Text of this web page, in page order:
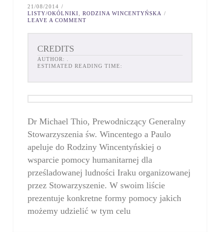
21/08/2014
LISTY/OKÓLNIKI
,RODZINA WINCENTYŃSKA
LEAVE A COMMENT
CREDITS
AUTHOR:
ESTIMATED READING TIME:
Dr Michael Thio, Prewodniczący Generalny
Stowarzyszenia św. Wincentego a Paulo
apeluje do Rodziny Wincentyńskiej o
wsparcie pomocy humanitarnej dla
prześladowanej ludności Iraku organizowanej
przez Stowarzyszenie. W swoim liście
prezentuje konkretne formy pomocy jakich
możemy udzielić w tym celu